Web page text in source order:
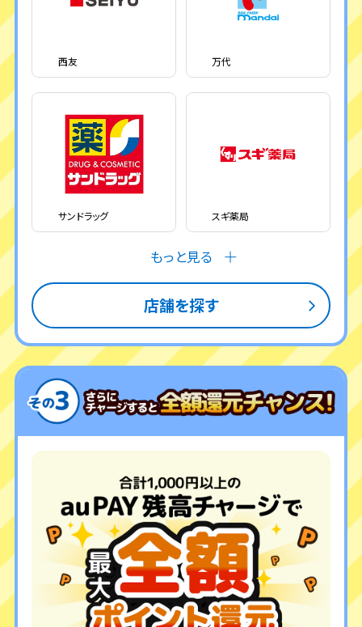
ステップアップ特典
・ローソン500ポイント/月、対象加盟店500ポイント/月
・ローソンと対象加盟店合計で500ポイント/月（150ポイント/回）
※ステップアップ特典は1回決済あたりの上限はございません
西友 万代
サンドラッグ スギ薬局
もっと見る
店舗を探す